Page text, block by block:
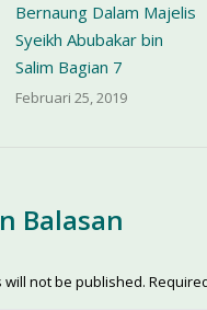
Bernaung Dalam Majelis
Syeikh Abubakar bin
Salim Bagian 7
Februari 25, 2019
Balasan
will not be published.